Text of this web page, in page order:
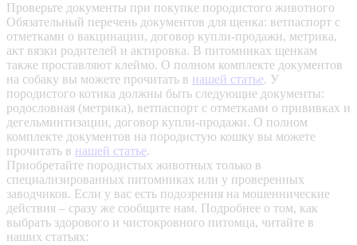
Проверьте документы при покупке породистого животного
Обязательный перечень документов для щенка: ветпаспорт с
отметками о вакцинации, договор купли-продажи, метрика,
акт вязки родителей и актировка. В питомниках щенкам
также проставляют клеймо. О полном комплекте документов
на собаку вы можете прочитать в нашей статье. У
породистого котика должны быть следующие документы:
родословная (метрика), ветпаспорт с отметками о прививках и
дегельминтизации, договор купли-продажи. О полном
комплекте документов на породистую кошку вы можете
прочитать в нашей статье.
Приобретайте породистых животных только в
специализированных питомниках или у проверенных
заводчиков. Если у вас есть подозрения на мошеннические
действия – сразу же сообщите нам. Подробнее о том, как
выбрать здорового и чистокровного питомца, читайте в
наших статьях: